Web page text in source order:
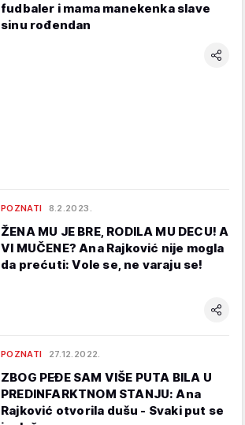
fudbaler i mama manekenka slave
sinu rođendan
POZNATI 8.2.2023.
ŽENA MU JE BRE, RODILA MU DECU! A
VI MUČENE? Ana Rajković nije mogla
da prećuti: Vole se, ne varaju se!
POZNATI 27.12.2022.
ZBOG PEĐE SAM VIŠE PUTA BILA U
PREDINFARKTNOM STANJU: Ana
Rajković otvorila dušu - Svaki put se